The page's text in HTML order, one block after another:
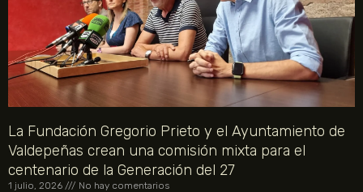
La Fundación Gregorio Prieto y el Ayuntamiento de
Valdepeñas crean una comisión mixta para el
centenario de la Generación del 27
1 julio, 2026 No hay comentarios